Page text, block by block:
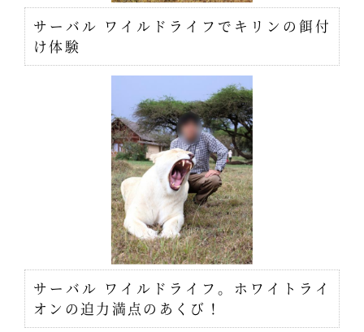
サーバル ワイルドライフでキリンの餌付
け体験
サーバル ワイルドライフ。ホワイトライ
オンの迫力満点のあくび！